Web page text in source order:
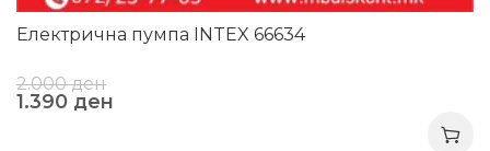
Електрична пумпа INTEX 66634
2.000ден
1.390 ден